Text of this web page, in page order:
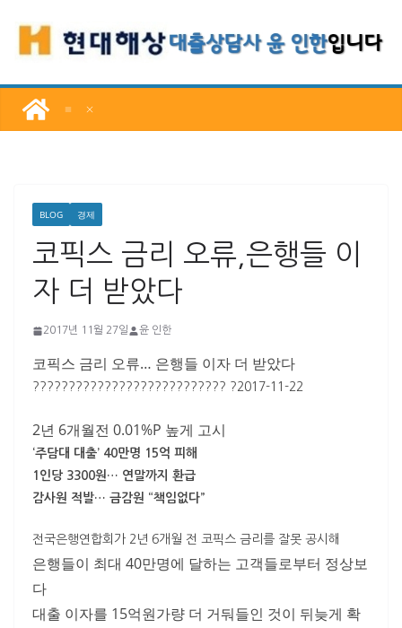
로
너
BLOG 경제
코픽스 금리 오류,은행들 이
자 더 받았다
2017년 11월 27일 윤 인한
코픽스 금리 오류… 은행들 이자 더 받았다
??????????????????????????? ?2017-11-22
2년 6개월전 0.01%P 높게 고시
‘주담대 대출’ 40만명 15억 피해
1인당 3300원… 연말까지 환급
감사원 적발… 금감원 “책임없다”
전국은행연합회가 2년 6개월 전 코픽스 금리를 잘못 공시해
은행들이 최대 40만명에 달하는 고객들로부터 정상보
다
대출 이자를 15억원가량 더 거둬들인 것이 뒤늦게 확